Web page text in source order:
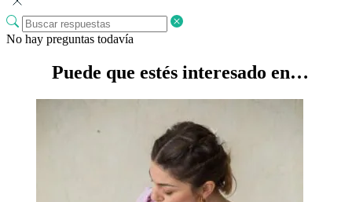
No hay preguntas todavía
Puede que estés interesado en…